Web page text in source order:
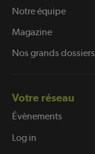
Notre équipe
Magazine
Nos grands dossiers
Votre réseau
Évènements
Log in